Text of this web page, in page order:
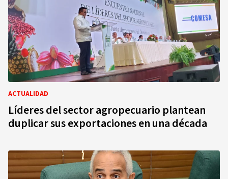
ACTUALIDAD
Líderes del sector agropecuario plantean
duplicar sus exportaciones en una década